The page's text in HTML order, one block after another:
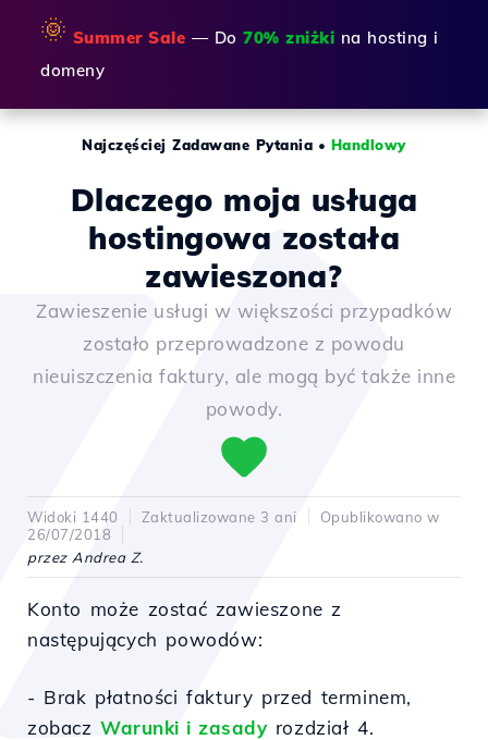
🌞 Summer Sale — Do 70% zniżki na hosting i
domeny
Najczęściej Zadawane Pytania • Handlowy
Dlaczego moja usługa
hostingowa została
zawieszona?
Zawieszenie usługi w większości przypadków
zostało przeprowadzone z powodu
nieuiszczenia faktury, ale mogą być także inne
powody.
Widoki 1440 Zaktualizowane 3 ani
Opublikowano w
26/07/2018
przez Andrea Z.
Konto może zostać zawieszone z
następujących powodów:
- Brak płatności faktury przed terminem,
zobaczWarunki i zasady rozdział 4.